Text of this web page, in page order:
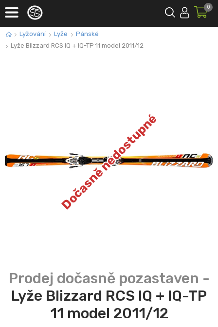
0
Lyžování Lyže
Pánské
Lyže Blizzard RCS IQ + IQ-TP 11 model 2011/12
Dočasně nedostupné
Lyže Blizzard RCS IQ + IQ-TP
11 model 2011/12